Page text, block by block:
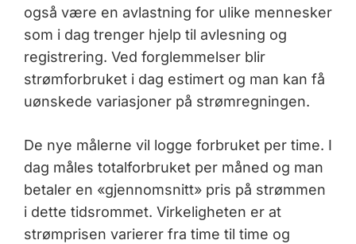
også være en avlastning for ulike mennesker
som i dag trenger hjelp til avlesning og
registrering. Ved forglemmelser blir
strømforbruket i dag estimert og man kan få
uønskede variasjoner på strømregningen.
De nye målerne vil logge forbruket per time. I
dag måles totalforbruket per måned og man
betaler en «gjennomsnitt» pris på strømmen
i dette tidsrommet. Virkeligheten er at
strømprisen varierer fra time til time og